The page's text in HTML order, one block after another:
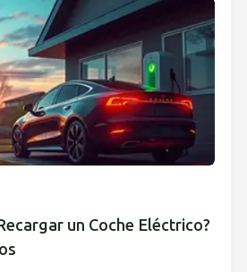
un Coche Eléctrico?